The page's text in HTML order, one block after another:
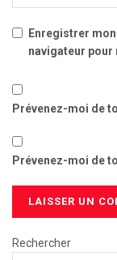
Enregistrer
navigateur
Prévenez-moi de
Prévenez-moi de
Rechercher